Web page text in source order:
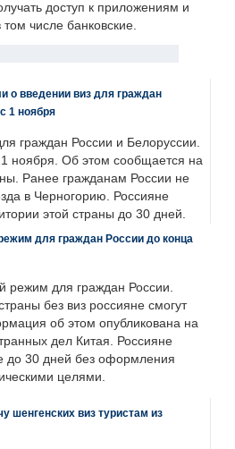
доступ к приложениям и
числе банковские.
о введении виз для граждан
1 ноября
граждан России и Белоруссии.
1 ноября. Об этом сообщается на
Ранее гражданам России не
в Черногорию. Россияне
этой страны до 30 дней.
для граждан России до конца
режим для граждан России.
без виз россияне смогут
об этом опубликована на
дел Китая. Россияне
до 30 дней без оформления
целями.
шенгенских виз туристам из